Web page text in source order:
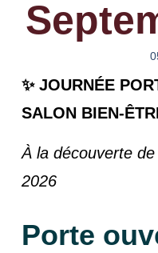
✨JOURNÉE
SALON BIEN-
À la découverte
2026
Porte